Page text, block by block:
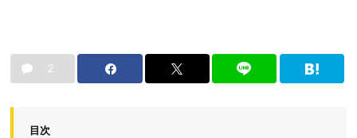
2
目次